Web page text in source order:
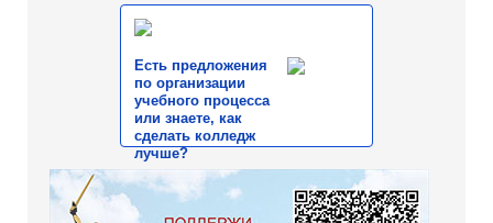
Есть предложения
по организации
учебного процесса
или знаете, как
сделать колледж
лучше?